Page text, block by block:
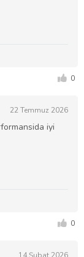
0
22 Temmuz 2026
iyi
0
14 Şubat 2026